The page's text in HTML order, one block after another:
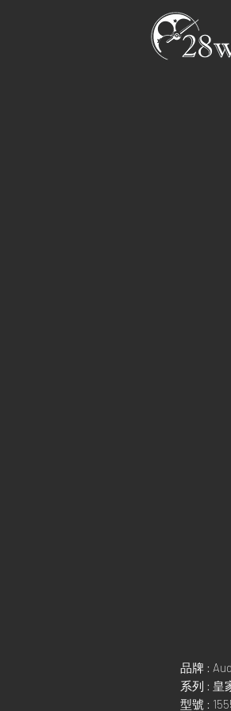
品牌 :
系列 : 皇
型號 :